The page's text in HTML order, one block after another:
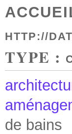
HTTP://
TYPE :
de bains